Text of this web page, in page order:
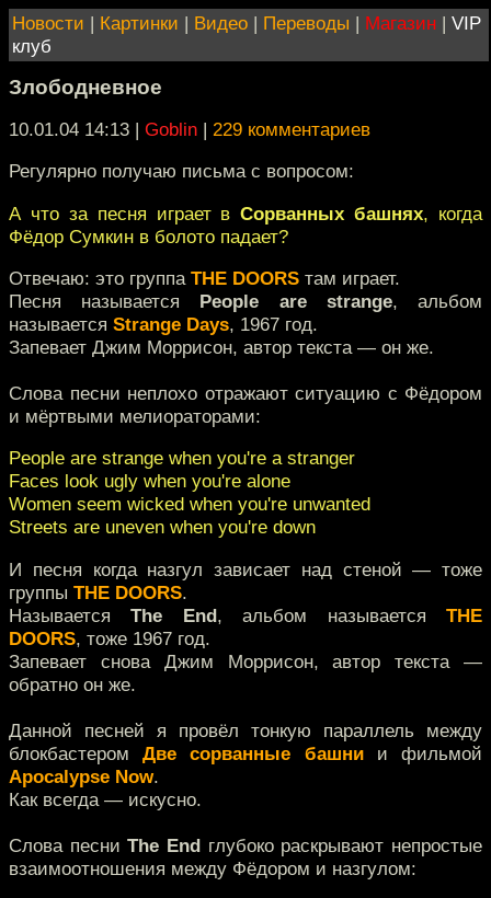
Новости | Картинки | Видео | Переводы | Магазин | VIP
клуб
Злободневное
10.01.04 14:13 | Goblin | 229 комментариев
Регулярно получаю письма с вопросом:
А что за песня играет вСорванных башнях, когда
Фёдор Сумкин в болото падает?
Отвечаю: это группа THE DOORS там играет.
Песня называется People are strange, альбом
называется Strange Days, 1967 год.
Запевает Джим Моррисон, автор текста — он же.
Слова песни неплохо отражают ситуацию с Фёдором
и мёртвыми мелиораторами:
People are strange when you're a stranger
Faces look ugly when you're alone
Women seem wicked when you're unwanted
Streets are uneven when you're down
И песня когда назгул зависает над стеной — тоже
группы THE DOORS.
НазываетсяThe End, альбом называетсяTHE
DOORS, тоже 1967 год.
Запевает снова Джим Моррисон, автор текста —
обратно он же.
Данной песней я провёл тонкую параллель между
блокбастеромДве сорванные башнии фильмой
Apocalypse Now.
Как всегда — искусно.
Слова песниThe End глубоко раскрывают непростые
взаимоотношения между Фёдором и назгулом: